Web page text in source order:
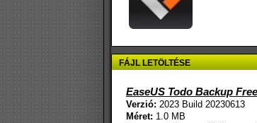
FÁJL LETÖLTÉSE
EaseUS Todo Backup
Verzió: 2023 Build 20230613
Méret: 1.0 MB